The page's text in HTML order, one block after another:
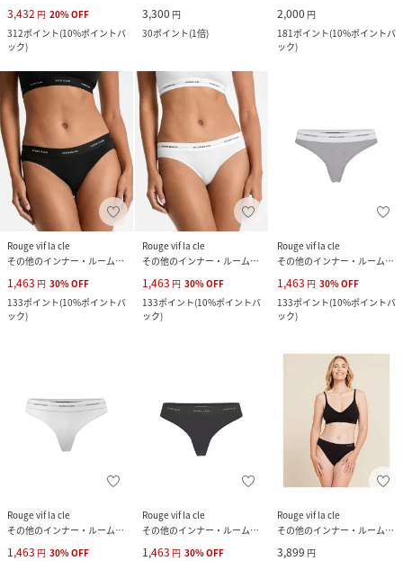
3,432 円 20%OFF
312ポイント(10%ポイントバ
ック)
3,300 円
30ポイント(1倍)
2,000 円
181ポイント(10%ポイントバ
ック)
Rouge vif la cle
その他のインナー・ルームウェア
1,463 円 30%OFF
133ポイント(10%ポイントバ
ック)
Rouge vif la cle
その他のインナー・ルームウェア
1,463 円 30%OFF
133ポイント(10%ポイントバ
ック)
Rouge vif la cle
その他のインナー・ルームウェア
1,463 円 30%OFF
133ポイント(10%ポイントバ
ック)
Rouge vif la cle
その他のインナー・ルームウェア
1,463 円 30%OFF
Rouge vif la cle
その他のインナー・ルームウェア
1,463 円 30%OFF
Rouge vif la cle
その他のインナー・ルームウェア
3,899 円